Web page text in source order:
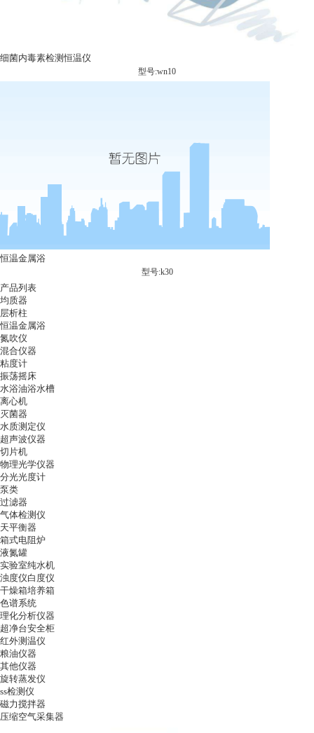
细菌内毒素检测恒温仪
型号:wn10
恒温金属浴
型号:k30
产品列表
均质器
层析柱
恒温金属浴
氮吹仪
混合仪器
粘度计
振荡摇床
水浴油浴水槽
离心机
灭菌器
水质测定仪
超声波仪器
切片机
物理光学仪器
分光光度计
泵类
过滤器
气体检测仪
天平衡器
箱式电阻炉
液氮罐
实验室纯水机
浊度仪白度仪
干燥箱培养箱
色谱系统
理化分析仪器
超净台安全柜
红外测温仪
粮油仪器
其他仪器
旋转蒸发仪
ss检测仪
磁力搅拌器
压缩空气采集器